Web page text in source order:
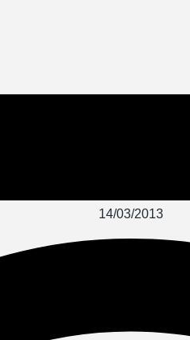
14/03/2013